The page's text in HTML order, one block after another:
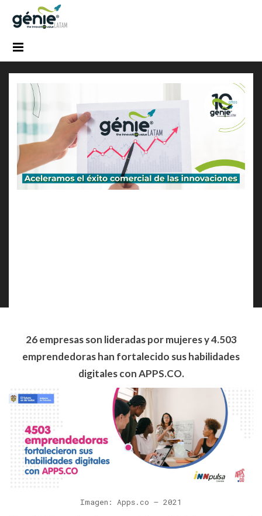
26 empresas son lideradas por mujeres y 4.503
emprendedoras han fortalecido sus habilidades
digitales con APPS.CO.
Imagen: Apps.co – 2021